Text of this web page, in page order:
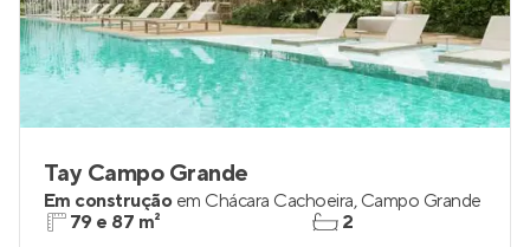
Tay Campo Grande
Em construção em Chácara Cachoeira, Campo Grande
79 e 87 m²
2